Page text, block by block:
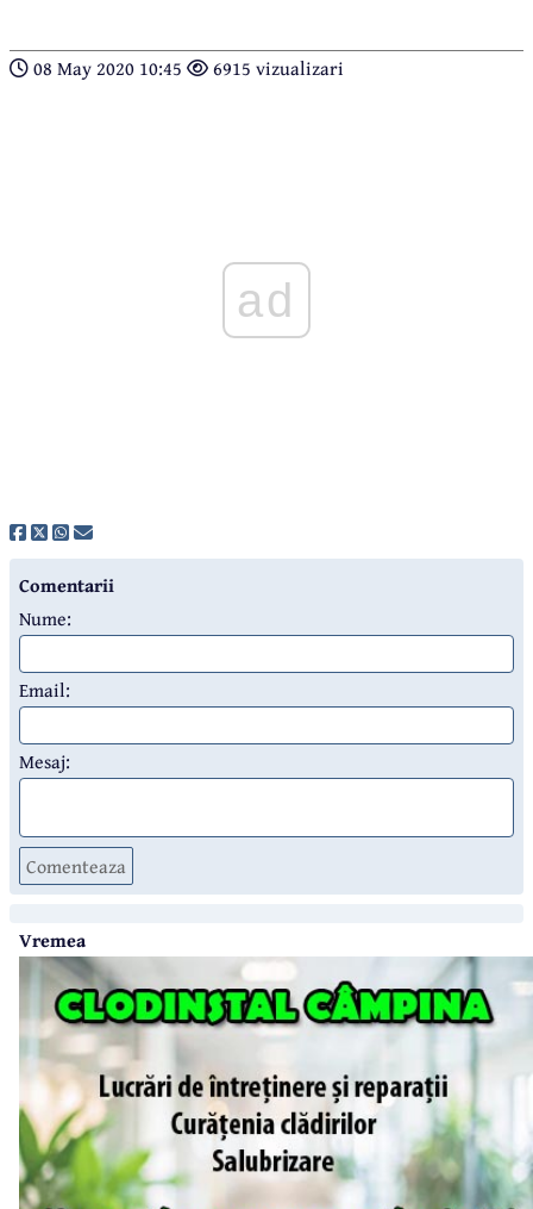
08 May 2020 10:45 6915 vizualizari
ad
Comentarii
Nume:
Email:
Mesaj:
Comenteaza
Vremea